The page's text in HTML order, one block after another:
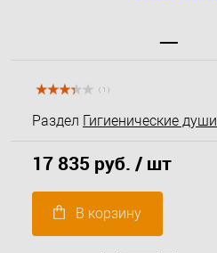
( 1 )
Раздел Гигиенические души
17 835 руб. / шт
В корзину